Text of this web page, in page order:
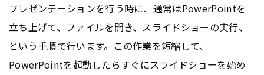
プレゼンテーションを行う時に、通常はPowerPointを
立ち上げて、ファイルを開き、スライドショーの実行、
という手順で行います。この作業を短縮して、
PowerPointを起動したらすぐにスライドショーを始め